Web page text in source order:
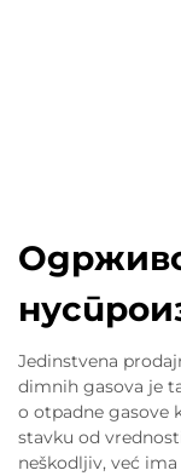
Jedinstvena
dimnih gasova je
o otpadne gasove
stavku od
neškodljiv, već